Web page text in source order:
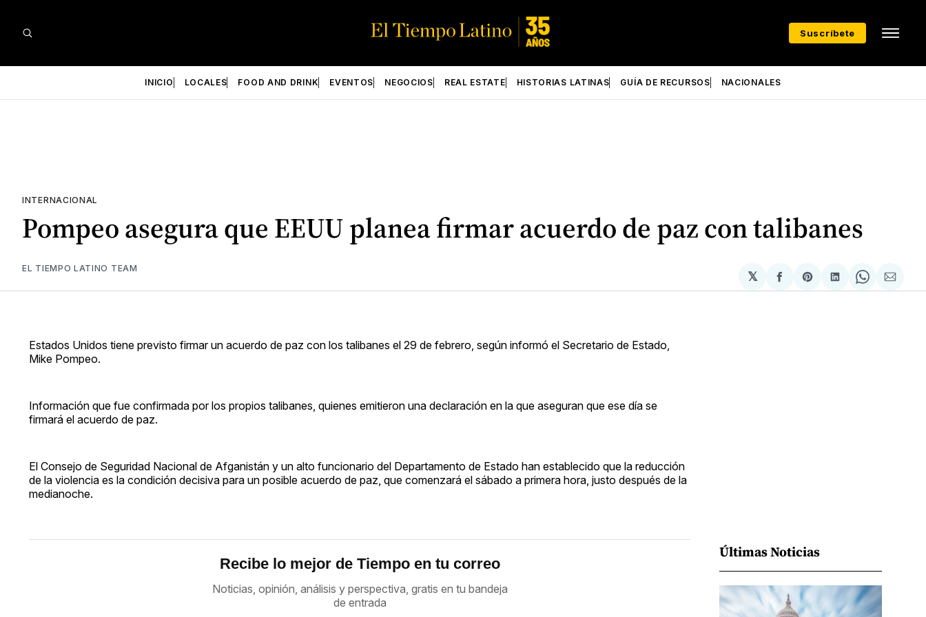
Suscríbete
INICIO LOCALES FOOD AND DRINK EVENTOS NEGOCIOS REAL ESTATE HISTORIAS LATINAS GUÍA DE RECURSOS NACIONALES
INTERNACIONAL
Pompeo asegura que EEUU planea firmar acuerdo de paz con talibanes
EL TIEMPO LATINO TEAM
𝕏
Compartir
en
Share
on
Compartir
en
Share
on
via
Estados Unidos tiene previsto firmar un acuerdo de paz con los talibanes el 29 de febrero, según informó el Secretario de Estado,
Mike Pompeo.
Información que fue confirmada por los propios talibanes, quienes emitieron una declaración en la que aseguran que ese día se
firmará el acuerdo de paz.
El Consejo de Seguridad Nacional de Afganistán y un alto funcionario del Departamento de Estado han establecido que la reducción
de la violencia es la condición decisiva para un posible acuerdo de paz, que comenzará el sábado a primera hora, justo después de la
medianoche.
Recibe lo mejor de Tiempo en tu correo
Noticias, opinión, análisis y perspectiva, gratis en tu bandeja
de entrada
Últimas Noticias